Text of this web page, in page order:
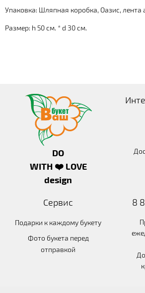
Упаковка: Шляпная коробка, Оазис, лента
Размер: h 50 см. * d 30 см.
DO
WITH ❤️ LOVE
design
Сервис
Подарки к каждому букету
Фото букета перед
отправкой
8